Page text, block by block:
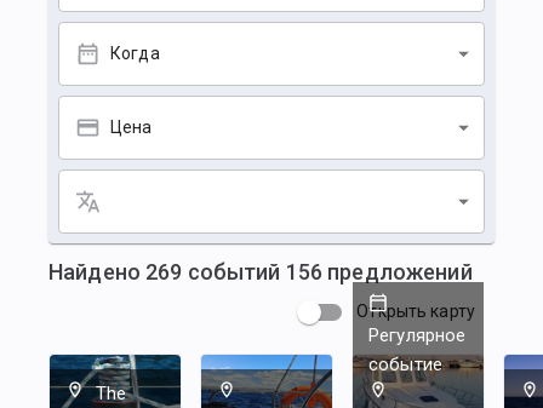
Когда
Цена
Найдено 269 событий 156 предложений
Открыть карту
The
Регулярное
событие